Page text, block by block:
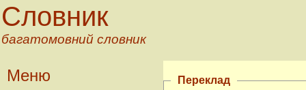
Словник
багатомовний словник
Меню Переклад